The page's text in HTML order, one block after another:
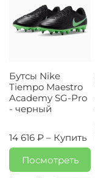
Бутсы Nike
Tiempo Maestro
Academy SG-Pro
- черный
14 616 ₽ – Купить
Посмотреть